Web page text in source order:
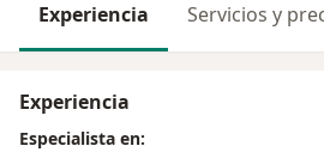
Experiencia Servicios y
Experiencia
Especialista en: